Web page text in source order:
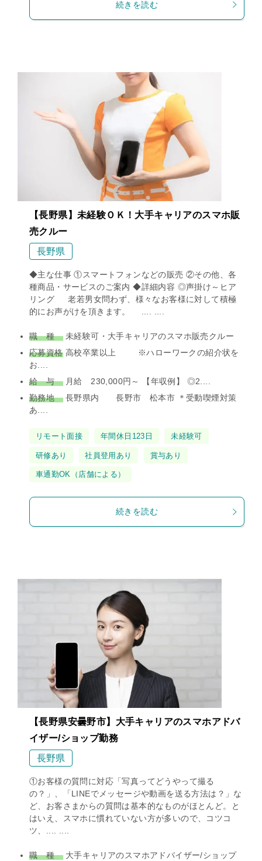
続きを読む
【長野県】未経験ＯＫ！大手キャリアのスマホ販
売クルー
長野県
◆主な仕事 ①スマートフォンなどの販売 ②その他、各
種商品・サービスのご案内 ◆詳細内容 ◎声掛け～ヒア
リング 老若男女問わず、様々なお客様に対して積極
的にお声がけを頂きます。 .... ....
職 種未経験可・大手キャリアのスマホ販売クルー
応募資格高校卒業以上 ※ハローワークの紹介状を
お....
給 与月給 230,000円～ 【年収例】 ◎2....
勤務地長野県内 長野市 松本市 ＊受動喫煙対策
あ....
タリモート面接 年間休日123日 未経験可
研修あり 社員登用あり 賞与あり
車通勤OK（店舗による）
続きを読む
【長野県安曇野市】大手キャリアのスマホアドバ
イザー/ショップ勤務
長野県
①お客様の質問に対応「写真ってどうやって撮る
の？」、「LINEでメッセージや動画を送る方法は？」な
ど、お客さまからの質問は基本的なものがほとんど。と
はいえ、スマホに慣れていない方が多いので、コツコ
ツ、.... ....
職 種大手キャリアのスマホアドバイザー/ショップ